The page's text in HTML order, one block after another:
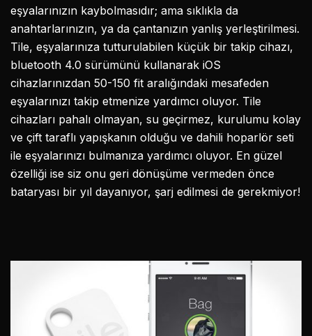
eşyalarınızın kaybolmasıdır; ama sıklıkla da
anahtarlarınızın, ya da çantanızın yanlış yerleştirilmesi.
Tile, eşyalarınıza tutturulabilen küçük bir takip cihazı,
bluetooth 4.0 sürümünü kullanarak iOS
cihazlarınızdan 50-150 fit aralığındaki mesafeden
eşyalarınızı takip etmenize yardımcı oluyor. Tile
cihazları pahalı olmayan, su geçirmez, kurulumu kolay
ve çift taraflı yapışkanın olduğu ve dahili hoparlör seti
ile eşyalarınızı bulmanıza yardımcı oluyor. En güzel
özelliği ise siz onu geri dönüşüme vermeden önce
bataryası bir yıl dayanıyor, şarj edilmesi de gerekmiyor!